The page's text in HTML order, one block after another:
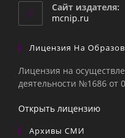
Сайт издателя:
mcnip.ru
Лицензия На
Лицензия на
деятельности №1686 от
Открыть лицензию
Архивы СМИ